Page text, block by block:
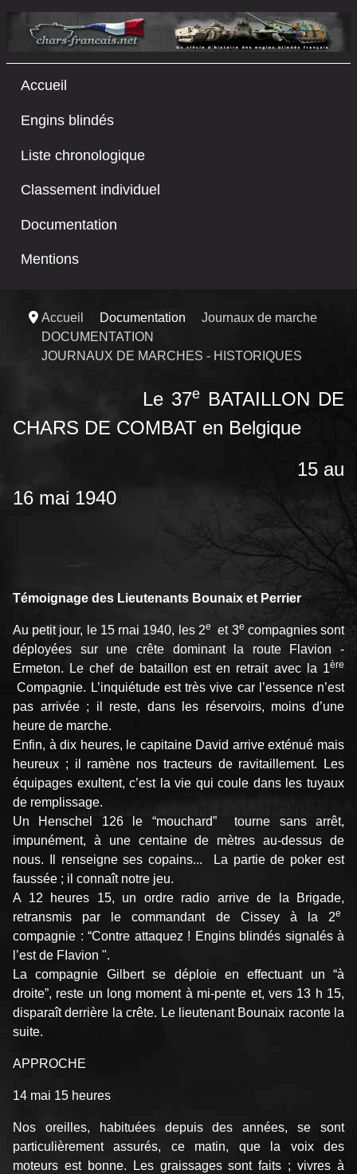
Accueil
Engins blindés
Liste chronologique
Classement individuel
Documentation
Mentions
Accueil Documentation
Journaux de marche
DOCUMENTATION
JOURNAUX DE MARCHES - HISTORIQUES
Le 37e BATAILLON DE
CHARS DE COMBAT en Belgique
15 au
16 mai 1940
Témoignage des Lieutenants Bounaix et Perrier
Au petit jour, le 15 rnai 1940, les 2e et 3ecompagnies sont
déployées sur une crête dominant la route Flavion ­
Ermeton. Le chef de bataillon est en retrait avec la 1ère
Compagnie. L’inquiétude est très vive car l’essence n’est
pas arrivée ; il reste, dans les réservoirs, moins d’une
heure de marche.
Enfin, à dix heures, le capitaine David arrive exté­nué mais
heureux ; il ramène nos tracteurs de ravitail­lement. Les
équipages exultent, c’est la vie qui coule dans les tuyaux
de remplissage.
Un Henschel 126 le “mouchard” tourne sans arrêt,
impunément, à une centaine de mètres au-dessus de
nous. Il renseigne ses copains... La partie de poker est
faussée ; il connaît notre jeu.
A 12 heures 15, un ordre radio arrive de la Brigade,
retransmis par le commandant de Cissey à la 2e
compagnie : “Contre ­attaquez ! Engins blindés signalés à
l’est de FIa­vion ".
La compagnie Gilbert se déploie en effectuant un “à
droite”, reste un long moment à mi-pente et, vers 13 h 15,
disparaît derrière la crête. Le lieutenant Bounaix raconte la
suite.
APPROCHE
14 mai 15 heures
Nos oreilles, habituées depuis des années, se sont
particulièrement assurés, ce matin, que la voix des
moteurs est bonne. Les graissages sont faits ; vivres à